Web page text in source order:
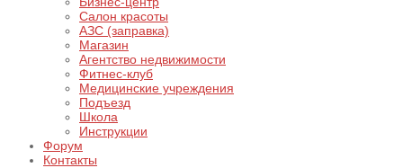
Салон красоты
АЗС (заправка)
Магазин
Агентство недвижимости
Фитнес-клуб
Медицинские учреждения
Подъезд
Школа
Инструкции
Форум
Контакты